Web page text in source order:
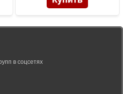
в соцсетях